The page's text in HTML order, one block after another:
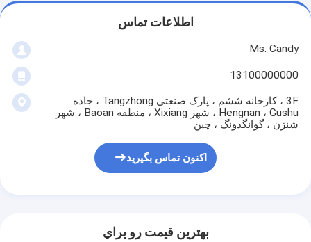
اطلاعات تماس
Ms. Candy
13100000000
3F ، کارخانه ششم ، پارک صنعتی Tangzhong ، جاده
Hengnan ، Gushu ، شهر Xixiang ، منطقه Baoan ، شهر
شنژن ، گوانگدونگ ، چین
اکنون تماس بگیرید
بهترين قيمت رو براي